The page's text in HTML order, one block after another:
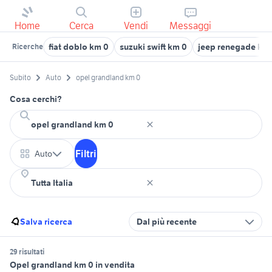
Home Cerca Vendi Messaggi
Ricerche fiat doblo km 0 suzuki swift km 0 jeep renegade
Subito Auto opel grandland km 0
Cosa cerchi?
Auto Filtri
Salva ricerca Dal più recente
29 risultati
Opel grandland km 0 in vendita